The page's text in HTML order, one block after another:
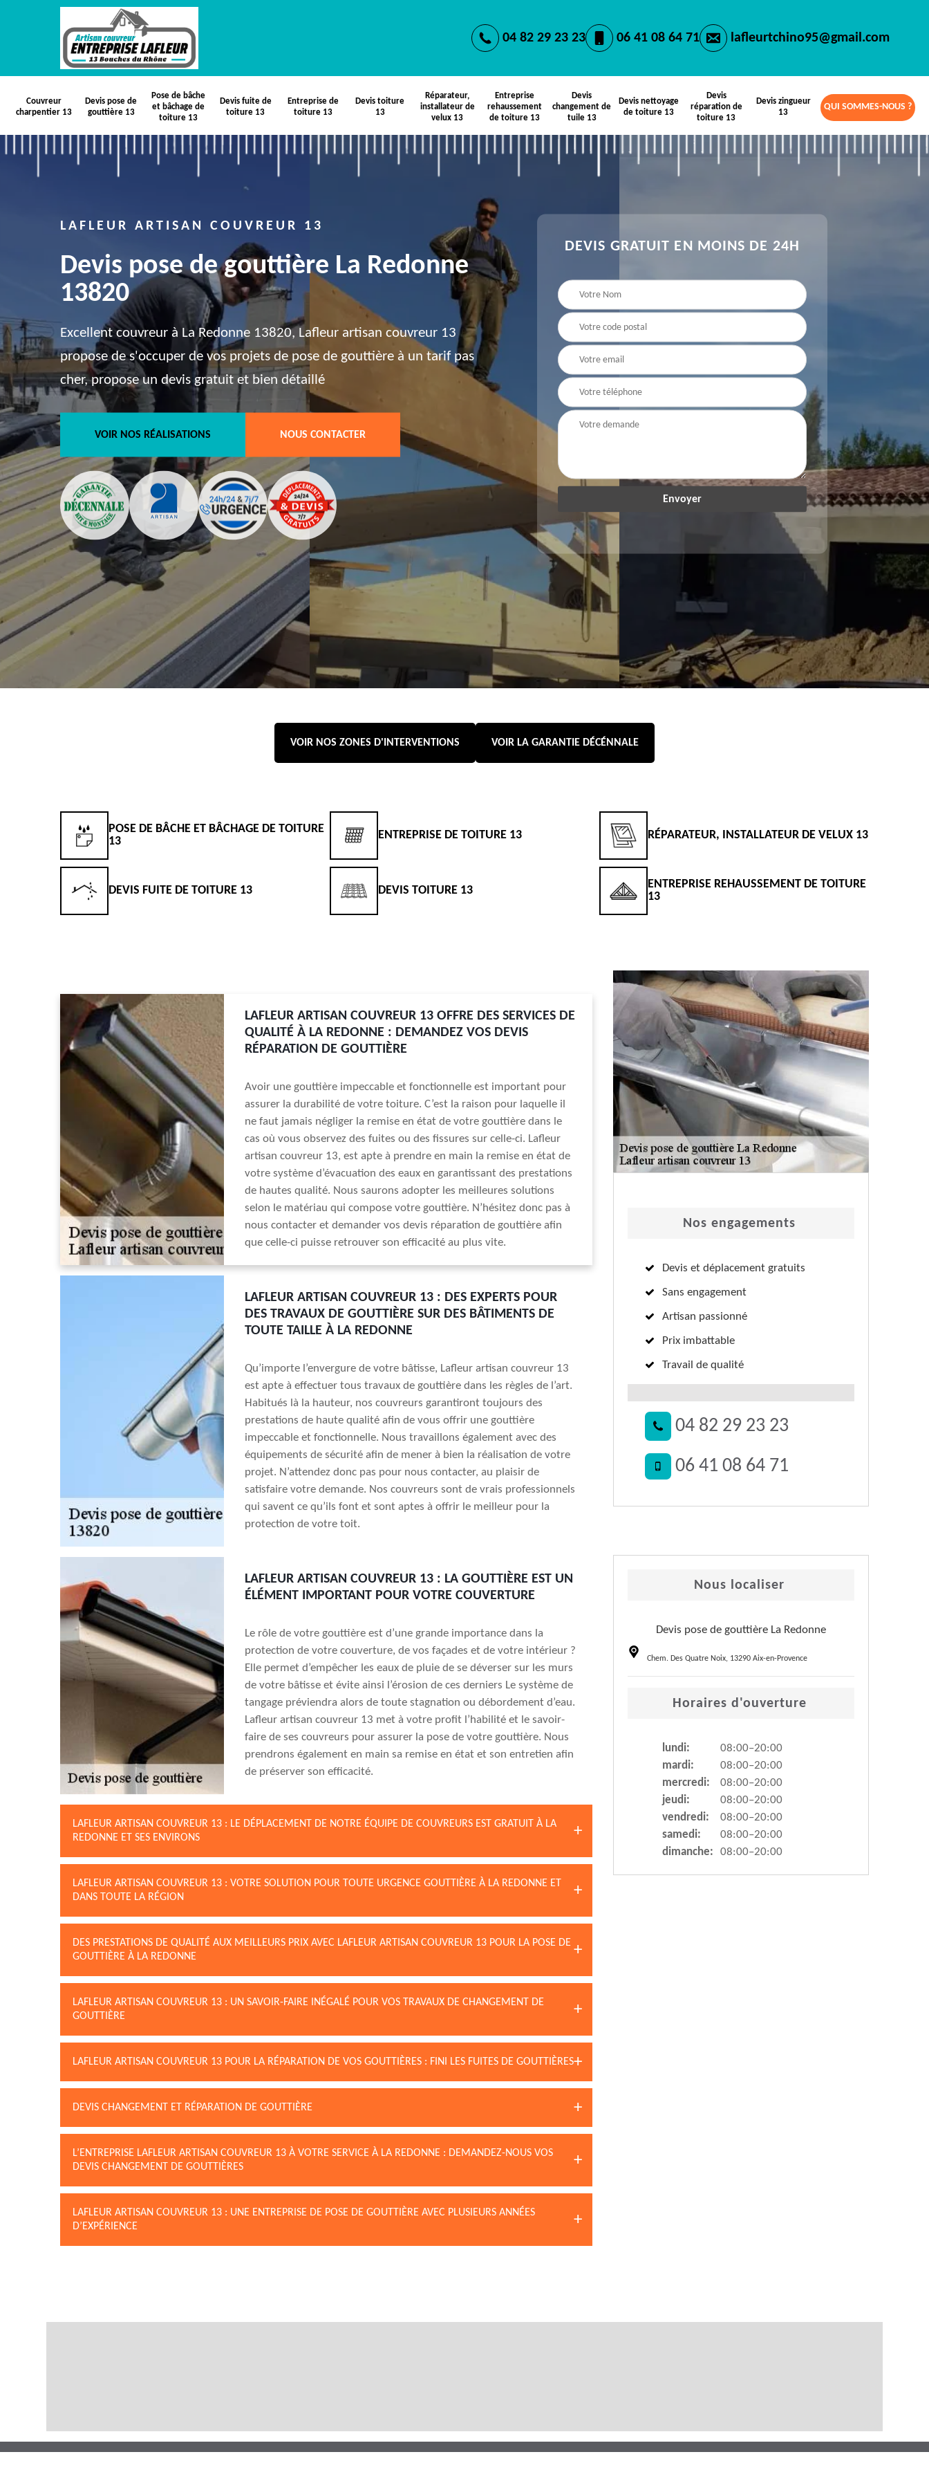
04 82 29 23 23 06 41 08 64 71 lafleurtchino95@gmail.com
Couvreur
charpentier 13
Devis pose de
gouttière 13
Pose de bâche
et bâchage de
toiture 13
Devis fuite de
toiture 13
Entreprise de
toiture 13
Devis toiture
13
Réparateur,
installateur de
velux 13
Entreprise
rehaussement
de toiture 13
Devis
changement de
tuile 13
Devis nettoyage
de toiture 13
Devis
réparation de
toiture 13
Devis zingueur
13
QUI SOMMES-NOUS ?
LAFLEUR ARTISAN COUVREUR 13
Devis pose de gouttière La Redonne
13820
Excellent couvreur à La Redonne 13820, Lafleur artisan couvreur 13
propose de s'occuper de vos projets de pose de gouttière à un tarif pas
cher, propose un devis gratuit et bien détaillé
VOIR NOS RÉALISATIONS NOUS CONTACTER
DEVIS GRATUIT EN MOINS DE 24H
VOIR NOS ZONES D'INTERVENTIONS VOIR LA GARANTIE DÉCÉNNALE
POSE DE BÂCHE ET BÂCHAGE DE TOITURE
13
DEVIS FUITE DE TOITURE 13
ENTREPRISE DE TOITURE 13
DEVIS TOITURE 13
RÉPARATEUR, INSTALLATEUR DE VELUX 13
ENTREPRISE REHAUSSEMENT DE TOITURE
13
LAFLEUR ARTISAN COUVREUR 13 OFFRE DES SERVICES DE
QUALITÉ À LA REDONNE : DEMANDEZ VOS DEVIS
RÉPARATION DE GOUTTIÈRE
Avoir une gouttière impeccable et fonctionnelle est important pour
assurer la durabilité de votre toiture. C’est la raison pour laquelle il
ne faut jamais négliger la remise en état de votre gouttière dans le
cas où vous observez des fuites ou des fissures sur celle-ci. Lafleur
artisan couvreur 13, est apte à prendre en main la remise en état de
votre système d’évacuation des eaux en garantissant des prestations
de hautes qualité. Nous saurons adopter les meilleures solutions
selon le matériau qui compose votre gouttière. N’hésitez donc pas à
nous contacter et demander vos devis réparation de gouttière afin
que celle-ci puisse retrouver son efficacité au plus vite.
LAFLEUR ARTISAN COUVREUR 13 : DES EXPERTS POUR
DES TRAVAUX DE GOUTTIÈRE SUR DES BÂTIMENTS DE
TOUTE TAILLE À LA REDONNE
Qu’importe l’envergure de votre bâtisse, Lafleur artisan couvreur 13
est apte à effectuer tous travaux de gouttière dans les règles de l’art.
Habitués là la hauteur, nos couvreurs garantiront toujours des
prestations de haute qualité afin de vous offrir une gouttière
impeccable et fonctionnelle. Nous travaillons également avec des
équipements de sécurité afin de mener à bien la réalisation de votre
projet. N’attendez donc pas pour nous contacter, au plaisir de
satisfaire votre demande. Nos couvreurs sont de vrais professionnels
qui savent ce qu’ils font et sont aptes à offrir le meilleur pour la
protection de votre toit.
LAFLEUR ARTISAN COUVREUR 13 : LA GOUTTIÈRE EST UN
ÉLÉMENT IMPORTANT POUR VOTRE COUVERTURE
Le rôle de votre gouttière est d’une grande importance dans la
protection de votre couverture, de vos façades et de votre intérieur ?
Elle permet d’empêcher les eaux de pluie de se déverser sur les murs
de votre bâtisse et évite ainsi l’érosion de ces derniers Le système de
tangage préviendra alors de toute stagnation ou débordement d’eau.
Lafleur artisan couvreur 13 met à votre profit l’habilité et le savoir-
faire de ses couvreurs pour assurer la pose de votre gouttière. Nous
prendrons également en main sa remise en état et son entretien afin
de préserver son efficacité.
LAFLEUR ARTISAN COUVREUR 13 : LE DÉPLACEMENT DE NOTRE ÉQUIPE DE COUVREURS EST GRATUIT À LA
REDONNE ET SES ENVIRONS
LAFLEUR ARTISAN COUVREUR 13 : VOTRE SOLUTION POUR TOUTE URGENCE GOUTTIÈRE À LA REDONNE ET
DANS TOUTE LA RÉGION
DES PRESTATIONS DE QUALITÉ AUX MEILLEURS PRIX AVEC LAFLEUR ARTISAN COUVREUR 13 POUR LA POSE DE
GOUTTIÈRE À LA REDONNE
LAFLEUR ARTISAN COUVREUR 13 : UN SAVOIR-FAIRE INÉGALÉ POUR VOS TRAVAUX DE CHANGEMENT DE
GOUTTIÈRE
LAFLEUR ARTISAN COUVREUR 13 POUR LA RÉPARATION DE VOS GOUTTIÈRES : FINI LES FUITES DE GOUTTIÈRES
DEVIS CHANGEMENT ET RÉPARATION DE GOUTTIÈRE
L’ENTREPRISE LAFLEUR ARTISAN COUVREUR 13 À VOTRE SERVICE À LA REDONNE : DEMANDEZ-NOUS VOS
DEVIS CHANGEMENT DE GOUTTIÈRES
LAFLEUR ARTISAN COUVREUR 13 : UNE ENTREPRISE DE POSE DE GOUTTIÈRE AVEC PLUSIEURS ANNÉES
D’EXPÉRIENCE
Nos engagements
Devis et déplacement gratuits
Sans engagement
Artisan passionné
Prix imbattable
Travail de qualité
04 82 29 23 23
06 41 08 64 71
Nous localiser
Devis pose de gouttière La Redonne
Chem. Des Quatre Noix, 13290 Aix-en-Provence
Horaires d'ouverture
lundi:
08:00–20:00
mardi:
08:00–20:00
mercredi:
08:00–20:00
jeudi:
08:00–20:00
vendredi:
08:00–20:00
samedi:
08:00–20:00
dimanche:
08:00–20:00